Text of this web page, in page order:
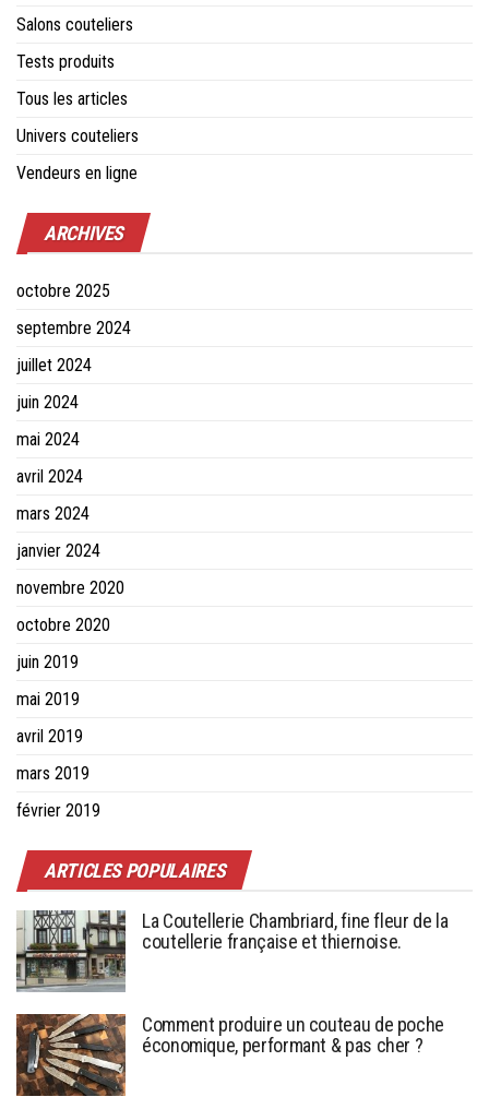
Salons couteliers
Tests produits
Tous les articles
Univers couteliers
Vendeurs en ligne
ARCHIVES
octobre 2025
septembre 2024
juillet 2024
juin 2024
mai 2024
avril 2024
mars 2024
janvier 2024
novembre 2020
octobre 2020
juin 2019
mai 2019
avril 2019
mars 2019
février 2019
ARTICLES POPULAIRES
La Coutellerie Chambriard, fine fleur de la
coutellerie française et thiernoise.
Comment produire un couteau de poche
économique, performant & pas cher ?